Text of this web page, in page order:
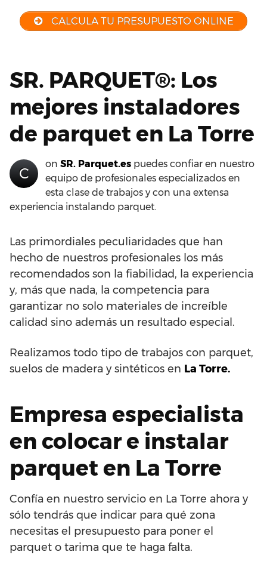
CALCULA TU PRESUPUESTO ONLINE
SR. PARQUET®: Los
mejores instaladores
de parquet en La Torre
C
on SR. Parquet.es puedes confiar en nuestro
equipo de profesionales especializados en
esta clase de trabajos y con una extensa
experiencia instalando parquet.
Las primordiales peculiaridades que han
hecho de nuestros profesionales los más
recomendados son la fiabilidad, la experiencia
y, más que nada, la competencia para
garantizar no solo materiales de increíble
calidad sino además un resultado especial.
Realizamos todo tipo de trabajos con parquet,
suelos de madera y sintéticos en La Torre.
Empresa especialista
en colocar e instalar
parquet en La Torre
Confía en nuestro servicio en La Torre ahora y
sólo tendrás que indicar para qué zona
necesitas el presupuesto para poner el
parquet o tarima que te haga falta.